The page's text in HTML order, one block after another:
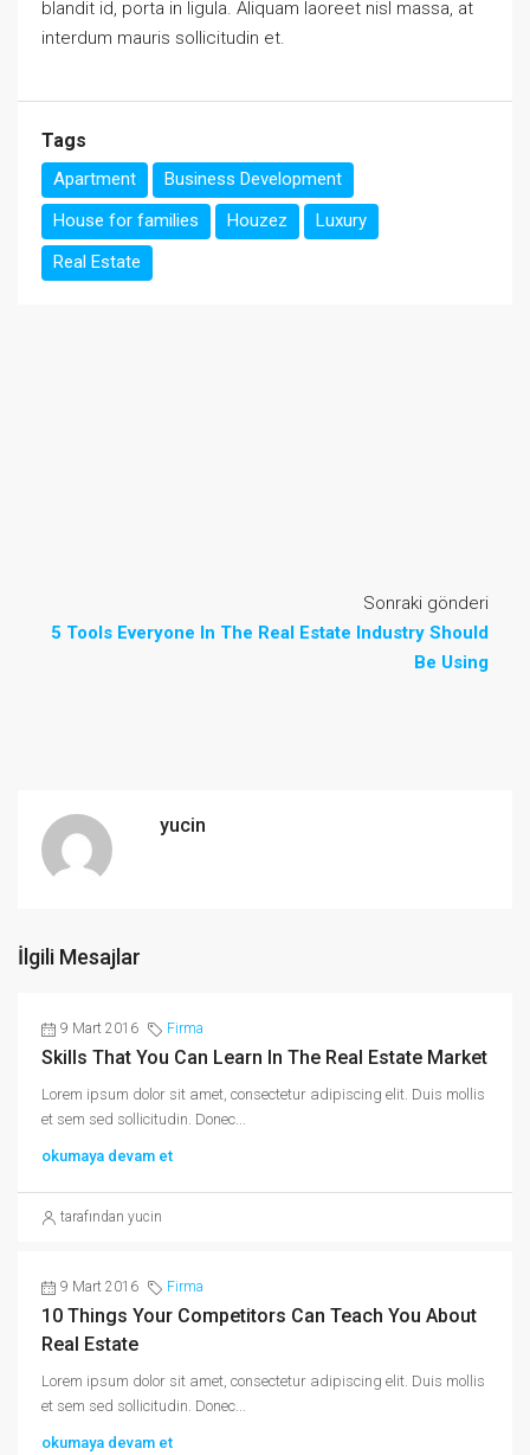
blandit id, porta in ligula. Aliquam laoreet nisl massa, at
interdum mauris sollicitudin et.
Tags
Apartment
Business Development
House for families
Houzez
Luxury
Real Estate
Sonraki gönderi
5 Tools Everyone In The Real Estate Industry Should
Be Using
yucin
İlgili Mesajlar
9 Mart 2016 Firma
Skills That You Can Learn In The Real Estate Market
Lorem ipsum dolor sit amet, consectetur adipiscing elit. Duis mollis
et sem sed sollicitudin. Donec...
okumaya devam et
tarafından yucin
9 Mart 2016 Firma
10 Things Your Competitors Can Teach You About
Real Estate
Lorem ipsum dolor sit amet, consectetur adipiscing elit. Duis mollis
et sem sed sollicitudin. Donec...
okumaya devam et